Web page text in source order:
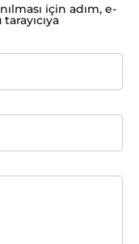
için adım, e-